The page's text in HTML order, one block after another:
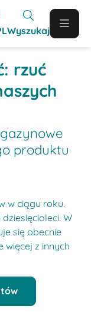
Wyszukaj
rzuć
produktu
w ciągu roku.
W
się obecnie
więcej z innych